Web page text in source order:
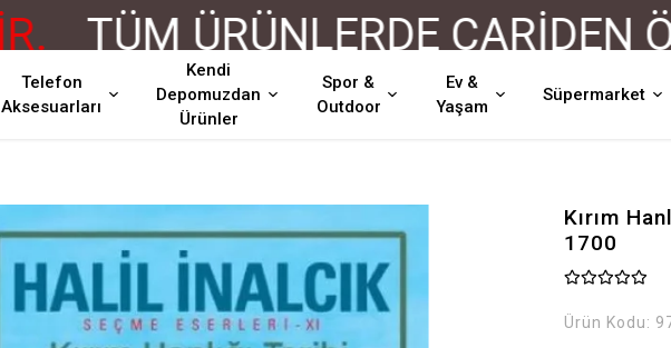
TÜM ÜRÜNLERDE CARİDEN
Telefon
Aksesuarları
Kendi
Depomuzdan
Ürünler
Spor &
Outdoor
Ev &
Yaşam
Süpermarket
Kırım
1700
Ürün Kodu: